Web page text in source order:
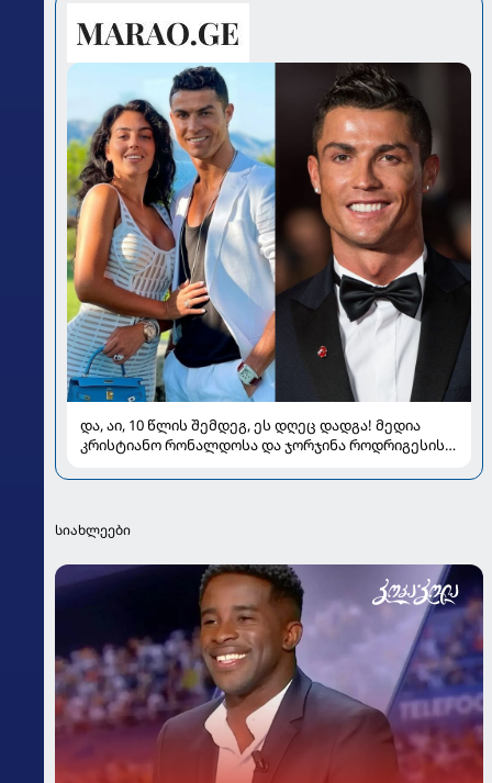
და, აი, 10 წლის შემდეგ, ეს დღეც დადგა! მედია
კრისტიანო რონალდოსა და ჯორჯინა როდრიგესის
სიახლეები